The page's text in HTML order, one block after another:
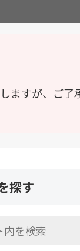
ますが、ご了
探す